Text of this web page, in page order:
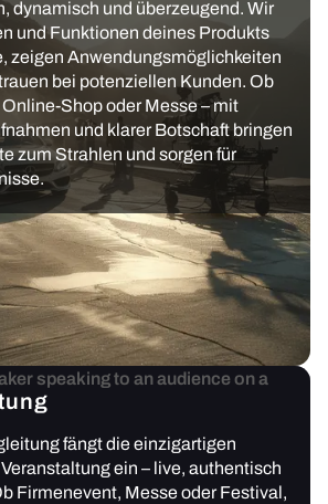
dynamisch und überzeugend. Wir
und Funktionen deines Produkts
zeigen Anwendungsmöglichkeiten
bei potenziellen Kunden. Ob
Shop oder Messe – mit
und klarer Botschaft bringen
zum Strahlen und sorgen für
fängt die einzigartigen
ein – live, authentisch
Firmenevent, Messe oder Festival,